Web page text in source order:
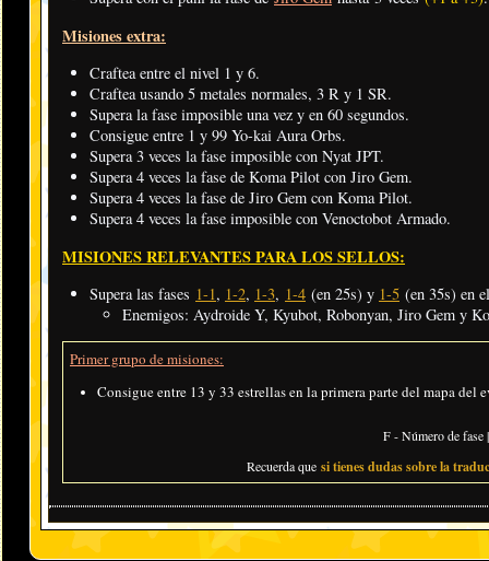
Misiones extra:
Craftea entre el nivel 1 y 6.
Craftea usando 5 metales normales, 3 R y 1 SR.
Supera la fase imposible una vez y en 60 segundos.
Consigue entre 1 y 99 Yo-kai Aura Orbs.
Supera 3 veces la fase imposible con Nyat JPT.
Supera 4 veces la fase de Koma Pilot con Jiro Gem.
Supera 4 veces la fase de Jiro Gem con Koma Pilot.
Supera 4 veces la fase imposible con Venoctobot Armado.
MISIONES RELEVANTES PARA LOS SELLOS:
Supera las fases 1-1, 1-2, 1-3, 1-4 (en 25s) y 1-5 (en 35s) en
Enemigos: Aydroide Y, Kyubot, Robonyan, Jiro Gem y
Primer grupo de misiones:
Consigue entre 13 y 33 estrellas en la primera parte del mapa del
F - Número de fase
Recuerda que si tienes dudas sobre la